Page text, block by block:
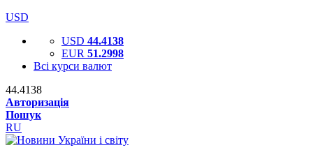
USD
USD 44.4138
EUR 51.2998
Всі курси валют
44.4138
Авторизація
Пошук
RU